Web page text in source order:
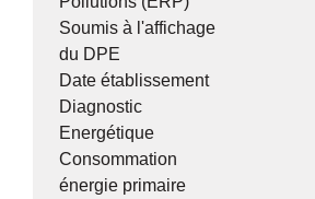
Soumis à l'affichage
du DPE
Date établissement
Diagnostic
Energétique
Consommation
énergie primaire